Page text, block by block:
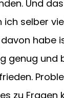
Und
ich selber
habe
genug und
zu Fragen